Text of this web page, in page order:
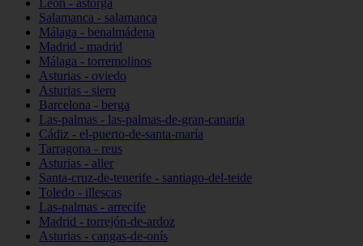
León - astorga
Salamanca - salamanca
Málaga - benalmádena
Madrid - madrid
Málaga - torremolinos
Asturias - oviedo
Asturias - siero
Barcelona - berga
Las-palmas - las-palmas-de-gran-canaria
Cádiz - el-puerto-de-santa-maría
Tarragona - reus
Asturias - aller
Santa-cruz-de-tenerife - santiago-del-teide
Toledo - illescas
Las-palmas - arrecife
Madrid - torrejón-de-ardoz
Asturias - cangas-de-onís